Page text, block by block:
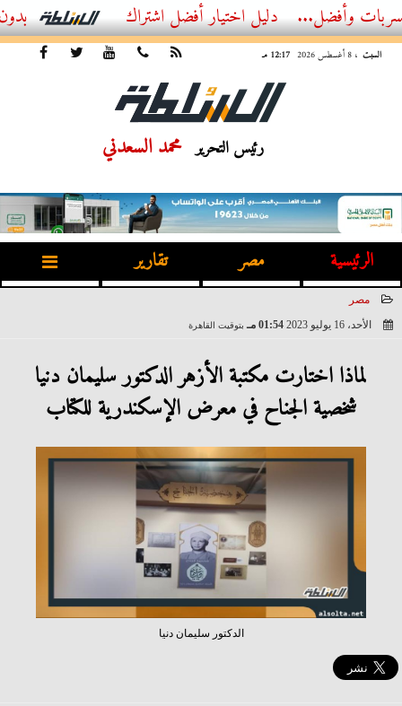
أفضل اشتراك IPTV بدون تقطيع 2026 – دليل المشاهد العصري
السبت ، 8 أغسطس 2026 12:17 مـ
رئيس التحرير محمد السعدني
الرئيسية مصر تقارير
مصر
الأحد، 16 يوليو 2023
01:54 مـ بتوقيت القاهرة
لماذا اختارت مكتبة الأزهر الدكتور سليمان دنيا
شخصية الجناح في معرض الإسكندرية للكتاب
الدكتور سليمان دنيا